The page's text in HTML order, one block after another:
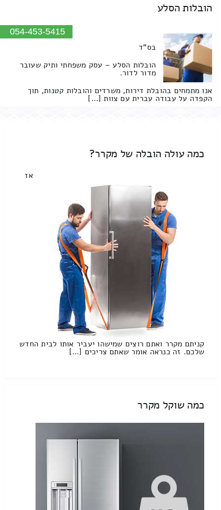
הובלות הסלע
054-453-5415
בס"ד
הובלות הסלע – עסק משפחתי ותיק שעובר
מדור לדור.
אנו מתמחים בהובלת דירות, משרדים והובלות קטנות, תוך
הקפדה על עבודה עברית עם צוות […]
כמה עולה הובלה של מקרר?
אז
קניתם מקרר ואתם רוצים שמישהו יעביר אותו לבית החדש
שלכם. זה כנראה אומר שאתם צריכים […]
כמה שוקל מקרר